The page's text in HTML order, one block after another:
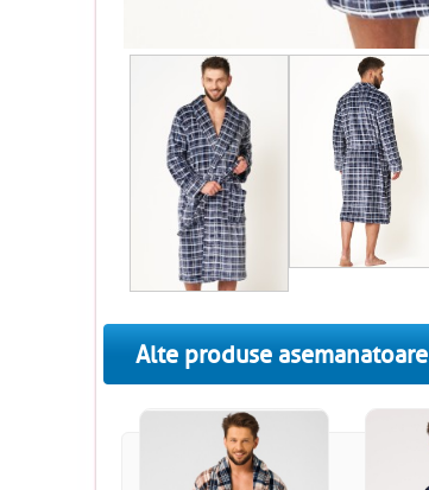
Alte produse asemanatoare